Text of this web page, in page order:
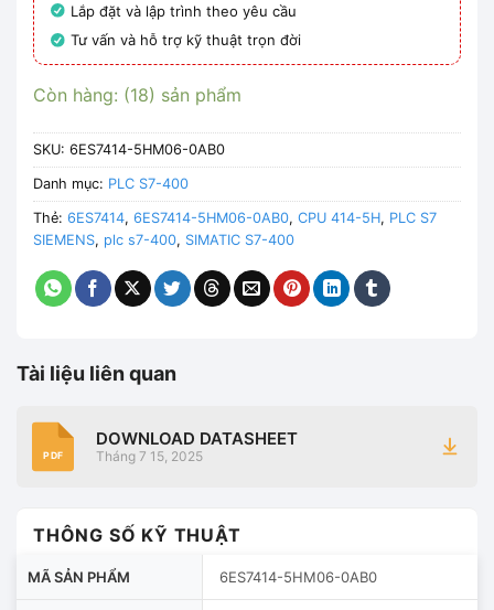
Lắp đặt và lập trình theo yêu cầu
Tư vấn và hỗ trợ kỹ thuật trọn đời
Còn hàng: (18) sản phẩm
SKU: 6ES7414-5HM06-0AB0
Danh mục: PLC S7-400
Thẻ: 6ES7414, 6ES7414-5HM06-0AB0, CPU 414-5H, PLC S7
SIEMENS, plc s7-400, SIMATIC S7-400
Tài liệu liên quan
PDF
DOWNLOAD DATASHEET
Tháng 7 15, 2025
THÔNG SỐ KỸ THUẬT
MÃ SẢN PHẨM 6ES7414-5HM06-0AB0